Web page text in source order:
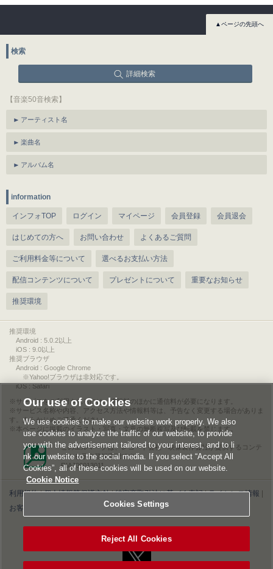
▲ページの先頭へ
検索
詳細検索
【音楽50音検索】
アーティスト名
楽曲名
アルバム名
information
インフォTOP ログイン マイページ 会員登録 会員退会
はじめての方へ お問い合わせ よくあるご質問
ご利用料金等について 選べるお支払い方法
配信コンテンツについて プレゼントについて 重要なお知らせ
推奨環境
推奨環境
Android : 5.0.2以上
iOS : 9.0以上
推奨ブラウザ
Android : Google Chrome
※Yahoo!ブラウザは非対応です。
iOS : Safari
サービスをご利用されるには、情報料のほかに通信料が必要になります。
サービス名称や内容、アクセス方法や情報料等は、予告なく変更する場合がありま
す。あらかじめご了承ください。
本ページに掲載のイラスト・写真・文章の無断複写及び転載を禁じます。
このエルマークは、レコード会社・映像製作会社が提供するコンテ
ンツを示す登録商標です。
RIAJ00013011
利用規約|個人情報等保護方針|特定商取引法に基づく表記|ライセンス情報
お客様情報の外部送信について|Cookies Settings
Our use of Cookies
We use cookies to make our website work properly. We also
use cookies to analyze the traffic of our website, to provide
you with the advertisement tailored to your interest, and to li
nk our website to the social media. If you select “Accept All
Cookies”, all of these cookies will be used on our website.
Cookie Notice
Cookies Settings
Reject All Cookies